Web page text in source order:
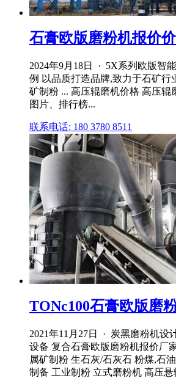
石膏欧版磨粉机报价
2024年9月18日 · 5X系列欧版智
例 以品质打造品牌,致力于石矿行
矿制粉 ... 高压辊磨机价格 高压辊
图片、排行榜...
联系电话: 180 3780 8511
TONc100石膏欧版磨
2021年11月27日 · 炭黑磨粉机设
设备 复合石膏欧版磨粉机报价厂
属矿制粉 生石灰/石灰石 粉煤,石
制备 工业制粉 立式磨粉机 高压